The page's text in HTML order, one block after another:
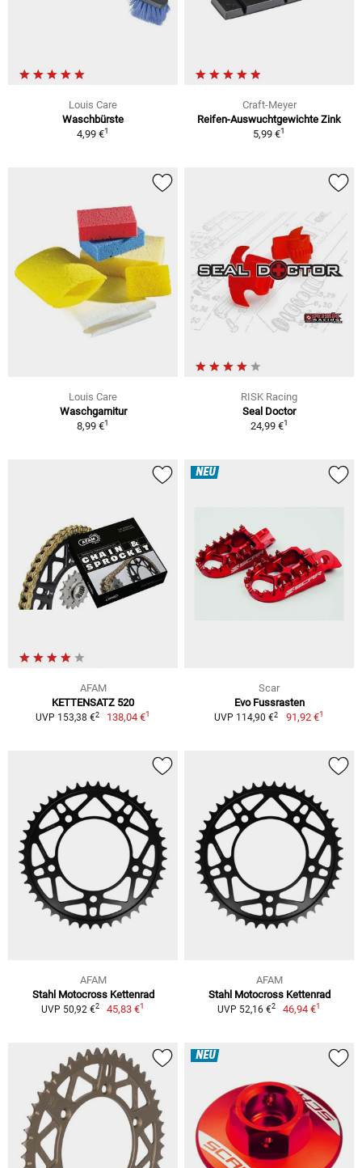
Louis Care
Waschbürste
4,99 €1
Craft-Meyer
Reifen-Auswuchtgewichte Zink
5,99 €1
Louis Care
Waschgarnitur
8,99 €1
RISK Racing
Seal Doctor
24,99 €1
AFAM
KETTENSATZ 520
UVP 153,38 €2 138,04 €1
NEU
Scar
Evo Fussrasten
UVP 114,90 €2 91,92 €1
AFAM
Stahl Motocross Kettenrad
UVP 50,92 €2 45,83 €1
AFAM
Stahl Motocross Kettenrad
UVP 52,16 €2 46,94 €1
NEU